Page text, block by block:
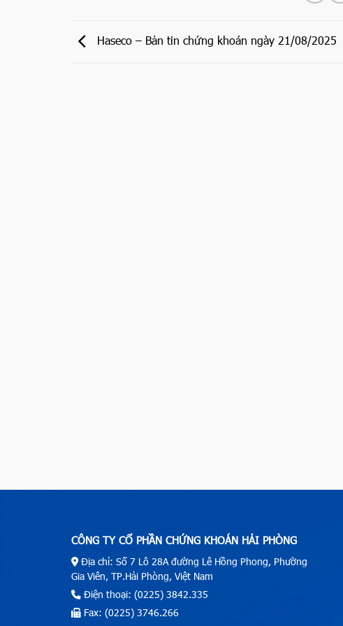
Haseco – Bản tin chứng khoán ngày 21/08/2025
CÔNG TY CỔ PHẦN CHỨNG KHOÁN HẢI PHÒNG
Địa chỉ: Số 7 Lô 28A đường Lê Hồng Phong, Phường
Gia Viên, TP.Hải Phòng, Việt Nam
Điện thoại: (0225) 3842.335
Fax: (0225) 3746.266